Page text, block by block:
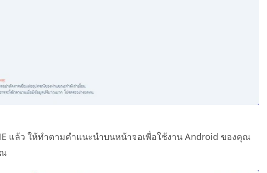
แล้ว ให้ทำตามคำแนะนำบนหน้าจอเพื่อใช้งาน Android ของคุณ